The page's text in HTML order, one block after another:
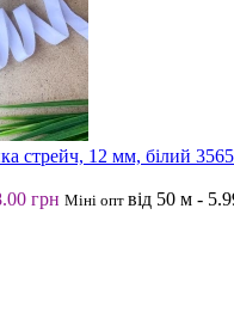
стрейч, 12 мм, білий
грн Міні опт від 50 м -